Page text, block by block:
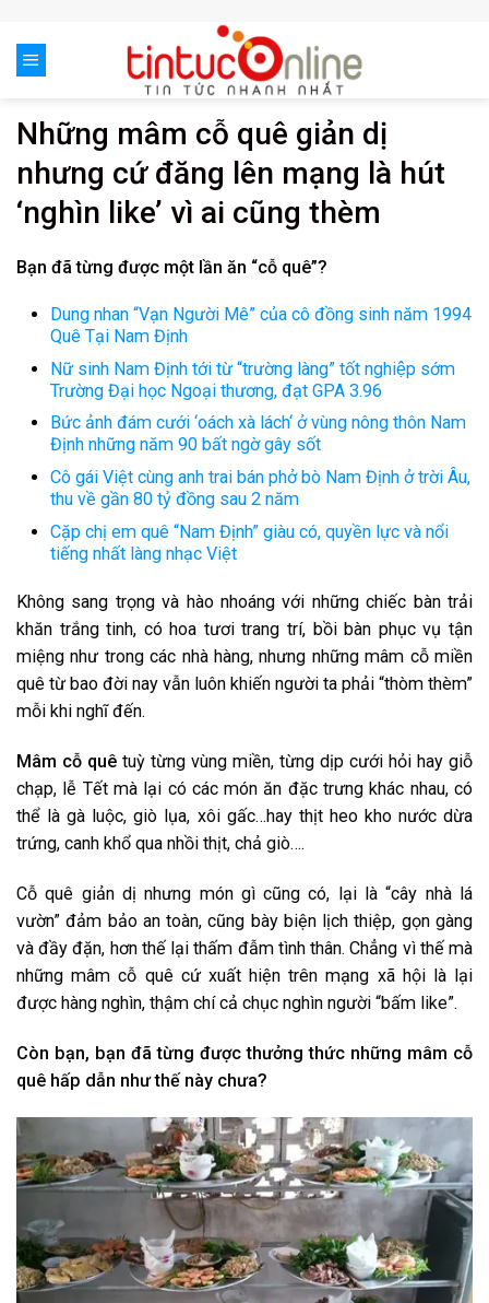
content
Những mâm cỗ quê giản dị
nhưng cứ đăng lên mạng là hút
‘nghìn like’ vì ai cũng thèm
Bạn đã từng được một lần ăn “cỗ quê”?
Dung nhan “Vạn Người Mê” của cô đồng sinh năm 1994
Quê Tại Nam Định
Nữ sinh Nam Định tới từ “trường làng” tốt nghiệp sớm
Trường Đại học Ngoại thương, đạt GPA 3.96
Bức ảnh đám cưới ‘oách xà lách‘ ở vùng nông thôn Nam
Định những năm 90 bất ngờ gây sốt
Cô gái Việt cùng anh trai bán phở bò Nam Định ở trời Âu,
thu về gần 80 tỷ đồng sau 2 năm
Cặp chị em quê “Nam Định” giàu có, quyền lực và nổi
tiếng nhất làng nhạc Việt
Không sang trọng và hào nhoáng với những chiếc bàn trải
khăn trắng tinh, có hoa tươi trang trí, bồi bàn phục vụ tận
miệng như trong các nhà hàng, nhưng những mâm cỗ miền
quê từ bao đời nay vẫn luôn khiến người ta phải “thòm thèm”
mỗi khi nghĩ đến.
Mâm cỗ quê tuỳ từng vùng miền, từng dịp cưới hỏi hay giỗ
chạp, lễ Tết mà lại có các món ăn đặc trưng khác nhau, có
thể là gà luộc, giò lụa, xôi gấc…hay thịt heo kho nước dừa
trứng, canh khổ qua nhồi thịt, chả giò….
Cỗ quê giản dị nhưng món gì cũng có, lại là “cây nhà lá
vườn” đảm bảo an toàn, cũng bày biện lịch thiệp, gọn gàng
và đầy đặn, hơn thế lại thấm đẫm tình thân. Chẳng vì thế mà
những mâm cỗ quê cứ xuất hiện trên mạng xã hội là lại
được hàng nghìn, thậm chí cả chục nghìn người “bấm like”.
Còn bạn, bạn đã từng được thưởng thức những mâm cỗ
quê hấp dẫn như thế này chưa?